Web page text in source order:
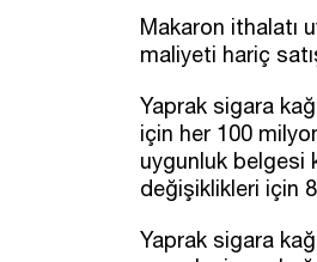
Makaron ithalatı
maliyeti hariç
Yaprak sigara
için her 100
uygunluk belgesi
değişiklikleri için
Yaprak sigara